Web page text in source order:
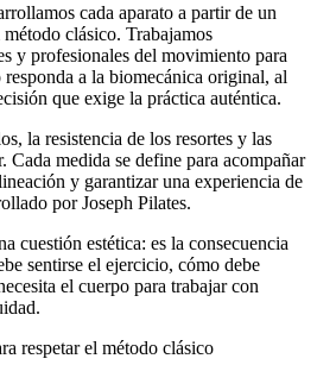
cada aparato a partir de un
clásico. Trabajamos
y profesionales del movimiento para
responda a la biomecánica original, al
que exige la práctica auténtica.
la resistencia de los resortes y las
Cada medida se define para acompañar
y garantizar una experiencia de
por Joseph Pilates.
cuestión estética: es la consecuencia
sentirse el ejercicio, cómo debe
el cuerpo para trabajar con
respetar el método clásico